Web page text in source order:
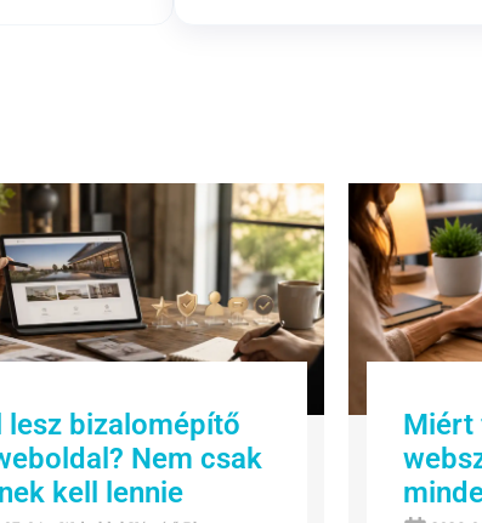
lesz bizalomépítő
Nem csak
kell lennie
Miért